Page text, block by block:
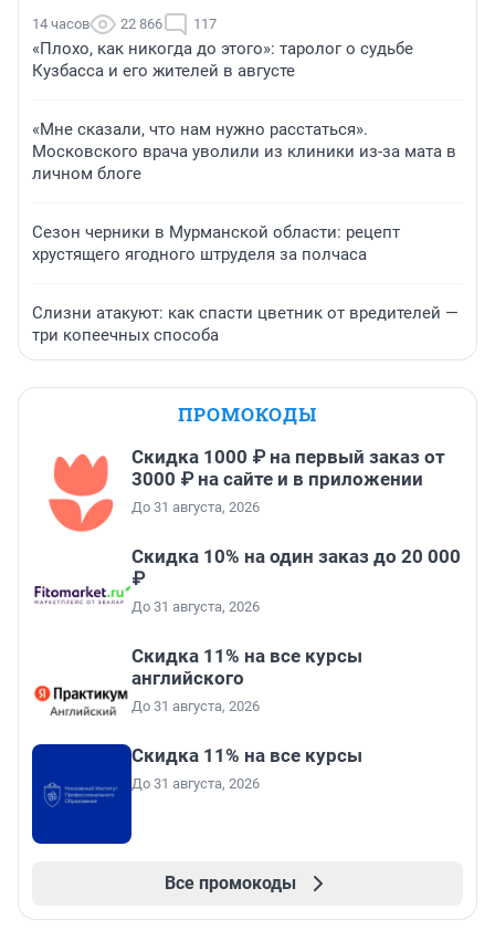
14 часов 22 866 117
«Плохо, как никогда до этого»: таролог о судьбе
Кузбасса и его жителей в августе
«Мне сказали, что нам нужно расстаться».
Московского врача уволили из клиники из-за мата в
личном блоге
Сезон черники в Мурманской области: рецепт
хрустящего ягодного штруделя за полчаса
Слизни атакуют: как спасти цветник от вредителей —
три копеечных способа
ПРОМОКОДЫ
Скидка 1000 ₽ на первый заказ от
3000 ₽ на сайте и в приложении
До 31 августа, 2026
Скидка 10% на один заказ до 20 000
₽
До 31 августа, 2026
Скидка 11% на все курсы
английского
До 31 августа, 2026
Скидка 11% на все курсы
До 31 августа, 2026
Все промокоды